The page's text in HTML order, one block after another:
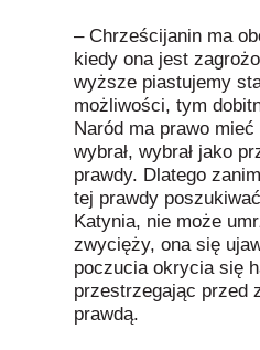
– Chrześcijanin ma
kiedy ona jest
wyższe piastujemy
możliwości, tym
Naród ma prawo
wybrał, wybrał jako
prawdy. Dlatego
tej prawdy
Katynia, nie może
zwycięży, ona się
poczucia okrycia się
przestrzegając przed
prawdą.